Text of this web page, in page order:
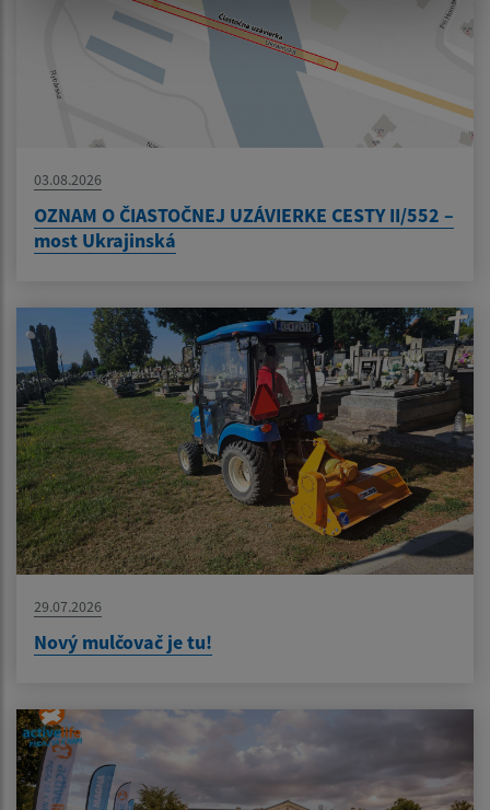
03.08.2026
OZNAM O ČIASTOČNEJ UZÁVIERKE CESTY II/552 –
most Ukrajinská
29.07.2026
Nový mulčovač je tu!